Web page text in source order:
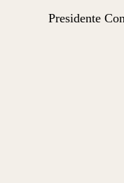
Presidente